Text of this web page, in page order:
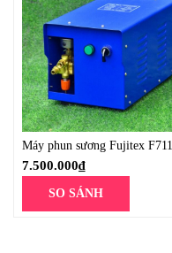
Máy phun sương Fujitex F711
7.500.000₫
SO SÁNH